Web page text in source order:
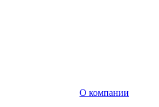
О компании